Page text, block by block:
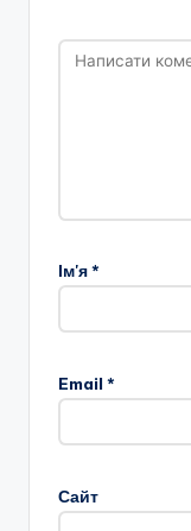
Ім'я*
Email *
Сайт